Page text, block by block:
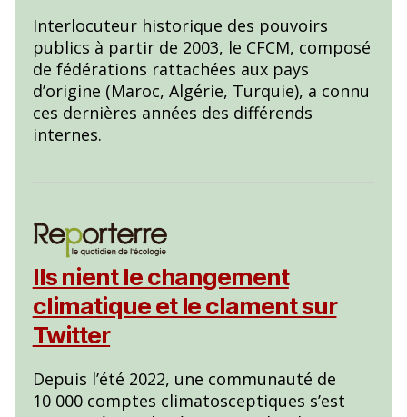
Interlocuteur historique des pouvoirs
publics à partir de 2003, le CFCM, composé
de fédérations rattachées aux pays
d’origine (Maroc, Algérie, Turquie), a connu
ces dernières années des différends
internes.
Ils nient le changement
climatique et le clament sur
Twitter
Depuis l’été 2022, une communauté de
10 000 comptes climatosceptiques s’est